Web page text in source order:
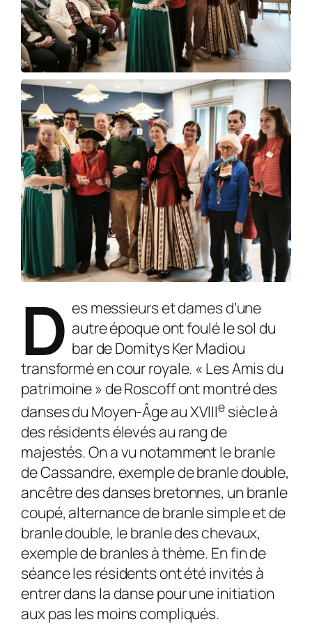
D es messieurs et dames d’une
autre époque ont foulé le sol du
bar de Domitys Ker Madiou
transformé en cour royale. « Les Amis du
patrimoine » de Roscoff ont montré des
danses du Moyen-Âge au XVIIIe siècle à
des résidents élevés au rang de
majestés. On a vu notamment le branle
de Cassandre, exemple de branle double,
ancêtre des danses bretonnes, un branle
coupé, alternance de branle simple et de
branle double, le branle des chevaux,
exemple de branles à thème. En fin de
séance les résidents ont été invités à
entrer dans la danse pour une initiation
aux pas les moins compliqués.